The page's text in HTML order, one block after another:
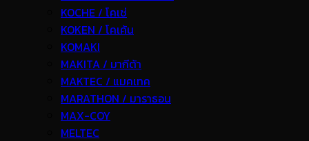
KOCHE / โคเช่
KOKEN / โคเค้น
KOMAKI
MAKITA / มากีต้า
MAKTEC / แมคเทค
MARATHON / มาราธอน
MAX-COY
MELTEC